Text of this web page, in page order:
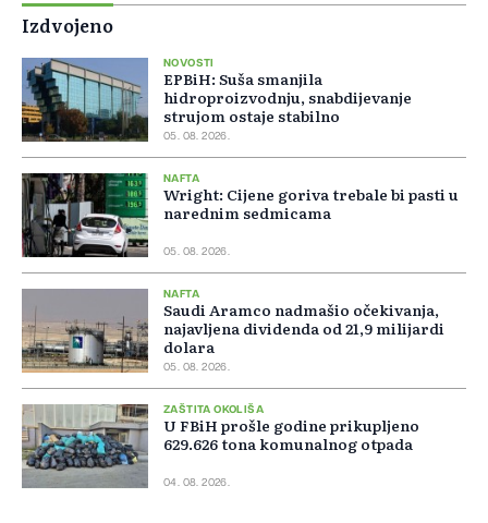
Izdvojeno
NOVOSTI
EPBiH: Suša smanjila
hidroproizvodnju, snabdijevanje
strujom ostaje stabilno
05. 08. 2026.
NAFTA
Wright: Cijene goriva trebale bi pasti u
narednim sedmicama
05. 08. 2026.
NAFTA
Saudi Aramco nadmašio očekivanja,
najavljena dividenda od 21,9 milijardi
dolara
05. 08. 2026.
ZAŠTITA OKOLIŠA
U FBiH prošle godine prikupljeno
629.626 tona komunalnog otpada
04. 08. 2026.